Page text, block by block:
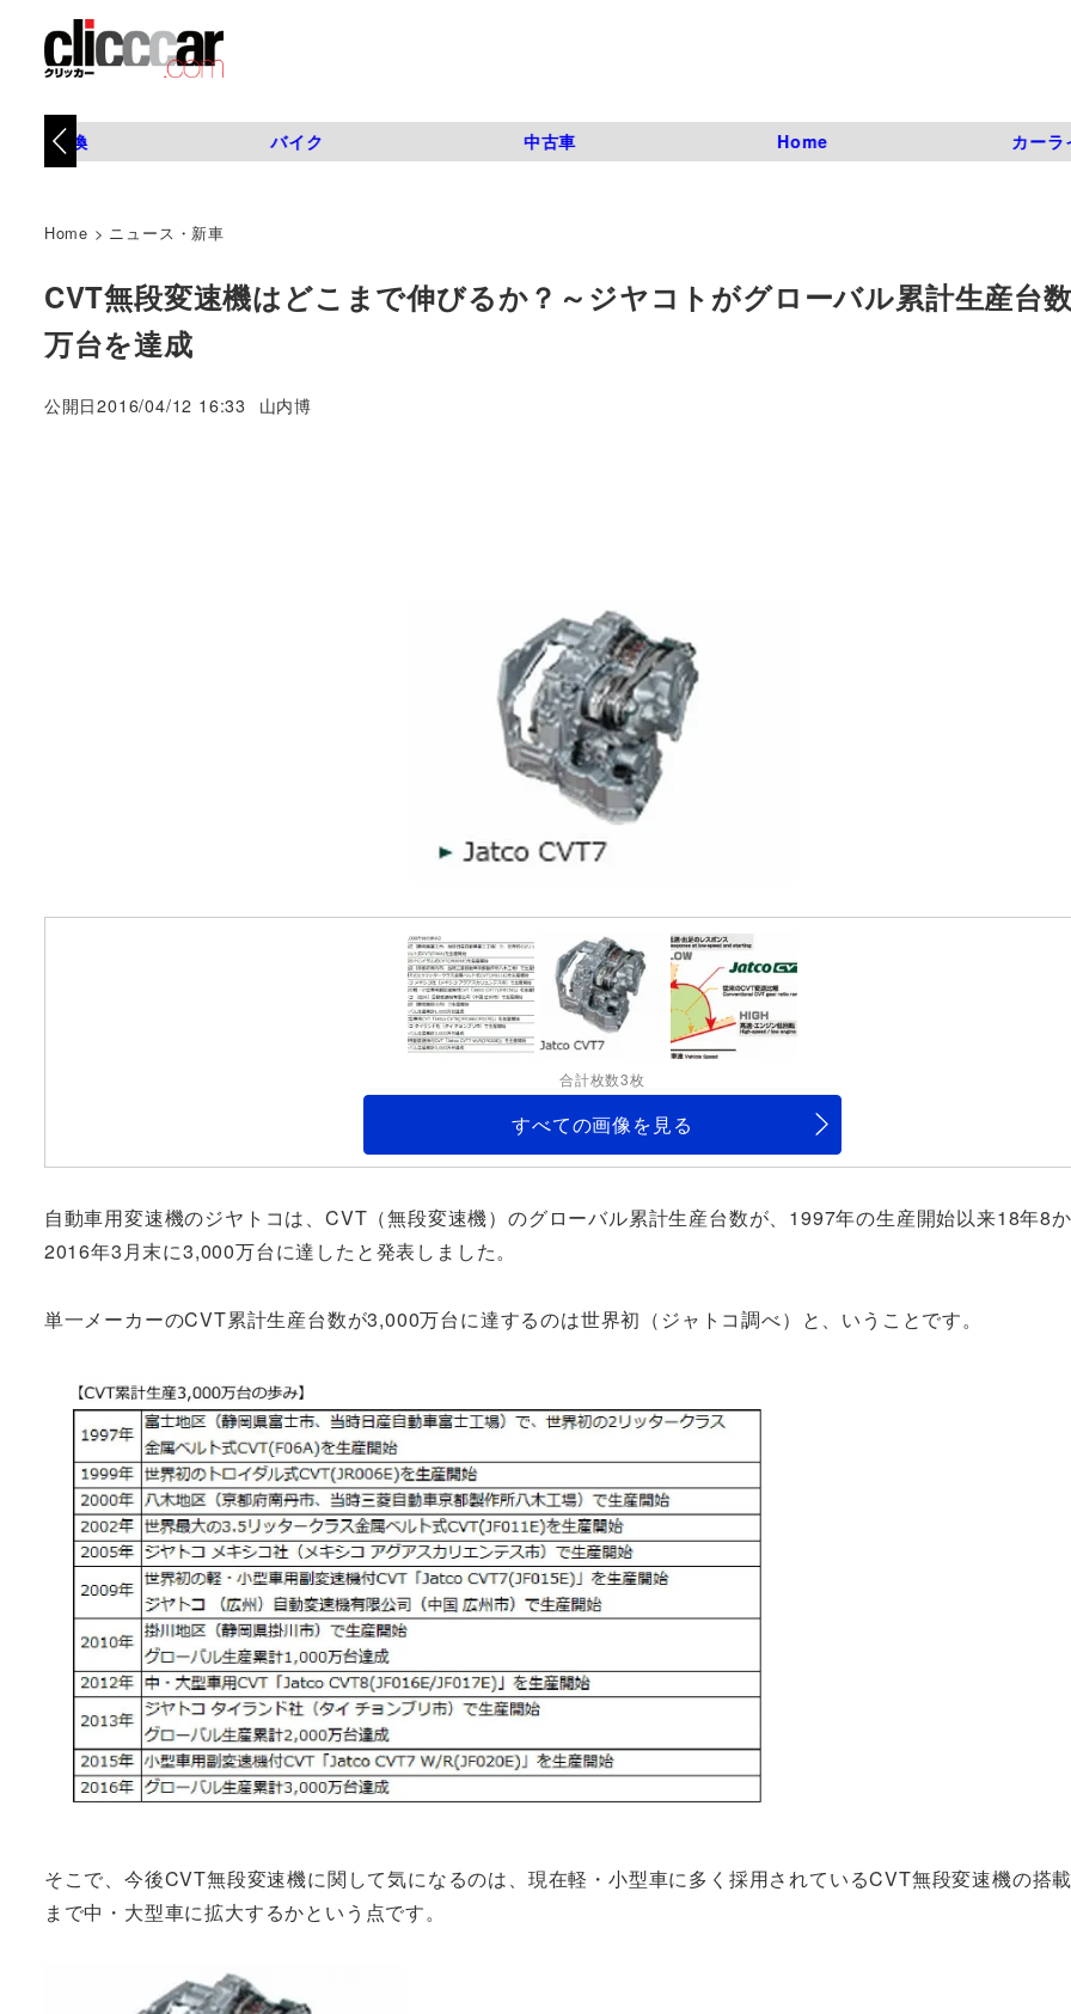
タイヤ交換 バイク 中古車 Home カーラ
Home > ニュース・新車
CVT無段変速機はどこまで伸びるか？～ジヤコトがグローバル累計生産台
万台を達成
公開日2016/04/12 16:33
著
山内博
合計枚数3枚
すべての画像を見る
自動車用変速機のジヤトコは、CVT（無段変速機）のグローバル累計生産台数が、1997年の生産開始以来18年8
2016年3月末に3,000万台に達したと発表しました。
単一メーカーのCVT累計生産台数が3,000万台に達するのは世界初（ジャトコ調べ）と、いうことです。
そこで、今後CVT無段変速機に関して気になるのは、現在軽・小型車に多く採用されているCVT無段変速機の搭
まで中・大型車に拡大するかという点です。